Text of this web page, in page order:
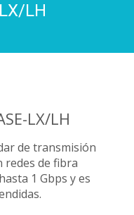
LH
LX/LH
de transmisión
redes de fibra
1 Gbps y es